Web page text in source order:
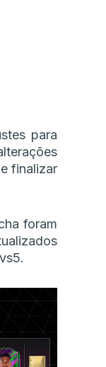
para
finalizar
foram